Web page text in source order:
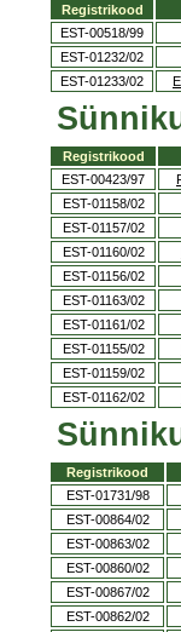
Registrikood
EST-00518/99
EST-01232/02
EST-01233/02
Registrikood
EST-00423/97
EST-01158/02
EST-01157/02
EST-01160/02
EST-01156/02
EST-01163/02
EST-01161/02
EST-01155/02
EST-01159/02
EST-01162/02
Registrikood
EST-01731/98
EST-00864/02
EST-00863/02
EST-00860/02
EST-00867/02
EST-00862/02